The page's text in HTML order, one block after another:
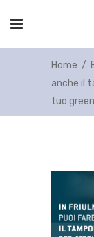
Home /
anche il
tuo